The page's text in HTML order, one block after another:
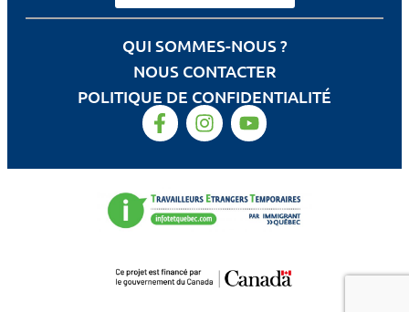
QUI SOMMES-NOUS ?
NOUS CONTACTER
POLITIQUE DE CONFIDENTIALITÉ